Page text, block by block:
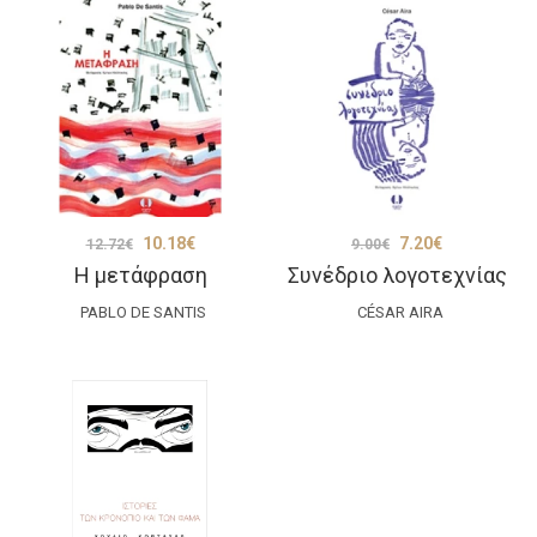
Η μετάφραση
12.72€
Original
price
was:
10.18€Η
τρέχουσα
τιμή
10.18€.
PABLO DE SANTIS
Συνέδριο λογοτεχνίας
9.00€
Original
price
was:
7.20€Η
τρέχουσα
τιμή
CÉSAR AIRA